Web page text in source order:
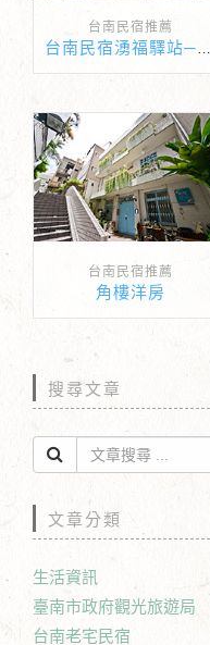
台南民宿推薦
台南民宿推薦
角樓洋房
搜尋文章
文章分類
生活資訊
臺南市政府觀光旅遊局
台南老宅民宿